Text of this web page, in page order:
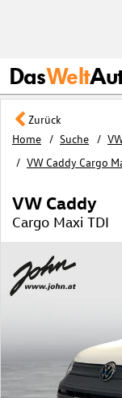
DasWelt
Zurück
Home
Suche
VW Caddy Cargo
VW Caddy
Cargo Maxi TDI